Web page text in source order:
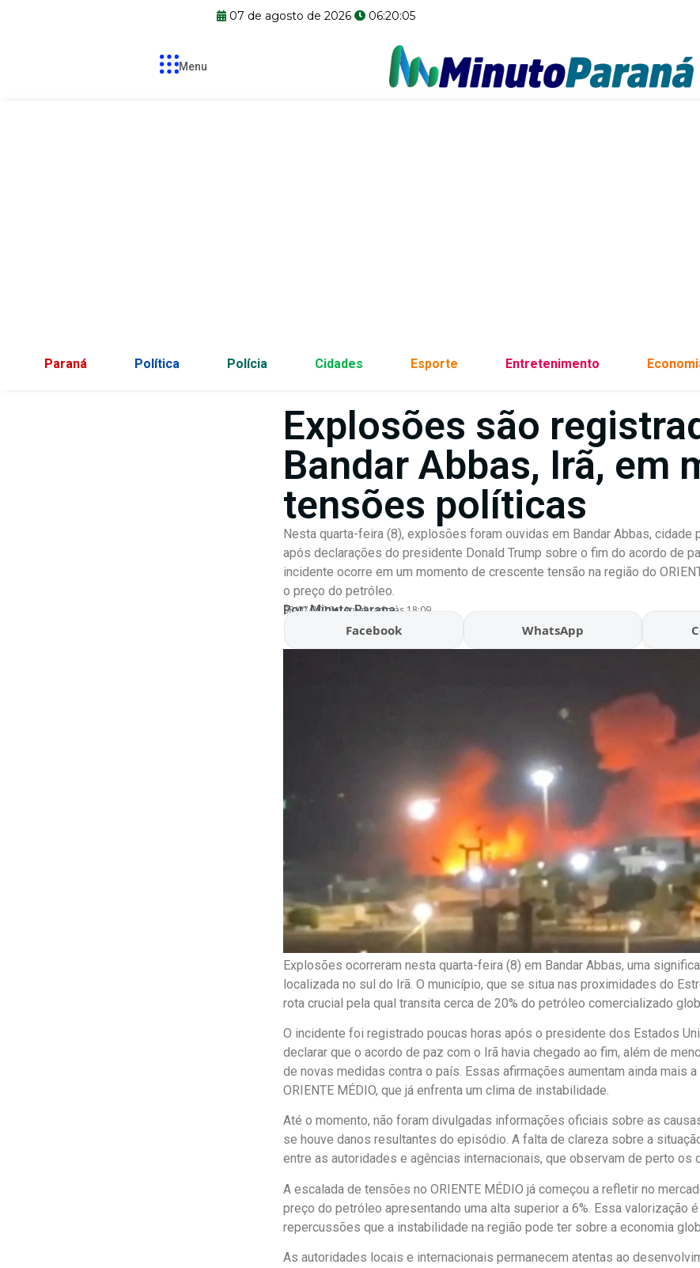
07 de agosto de 2026 06:20:06
Menu
Paraná Política Polícia Cidades Esporte Entretenimento
Explosões são
Bandar Abbas, Irã, em
tensões políticas
Nesta quarta-feira (8), explosões foram ouvidas em Bandar Abbas, cidade
após declarações do presidente Donald Trump sobre o fim do acordo de
incidente ocorre em um momento de crescente tensão na região do
o preço do petróleo.
Por:Minuto Parana
08/07/2026 Atualizado às 18:09
Facebook WhatsApp
Explosões ocorreram nesta quarta-feira (8) em Bandar Abbas, uma
localizada no sul do Irã. O município, que se situa nas proximidades do
rota crucial pela qual transita cerca de 20% do petróleo comercializado
O incidente foi registrado poucas horas após o presidente dos Estados
declarar que o acordo de paz com o Irã havia chegado ao fim, além de
de novas medidas contra o país. Essas afirmações aumentam ainda mais
ORIENTE MÉDIO, que já enfrenta um clima de instabilidade.
Até o momento, não foram divulgadas informações oficiais sobre as
se houve danos resultantes do episódio. A falta de clareza sobre a
entre as autoridades e agências internacionais, que observam de perto os
A escalada de tensões no ORIENTE MÉDIO já começou a refletir no
preço do petróleo apresentando uma alta superior a 6%. Essa valorização
repercussões que a instabilidade na região pode ter sobre a economia
As autoridades locais e internacionais permanecem atentas ao